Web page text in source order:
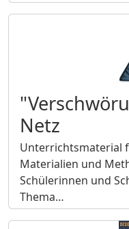
Netz
Unterrichtsmaterial
Materialien und
Schülerinnen und
Thema…